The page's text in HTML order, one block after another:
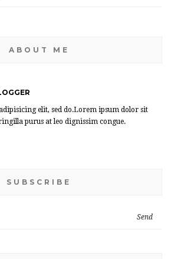
ABOUT ME
elit, sed do.Lorem ipsum dolor sit
purus at leo dignissim congue.
SUBSCRIBE